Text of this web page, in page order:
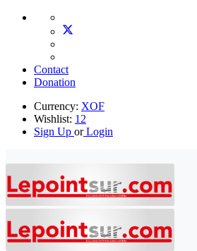
Contact
Donation
Currency: XOF
Wishlist: 12
Sign Up orLogin